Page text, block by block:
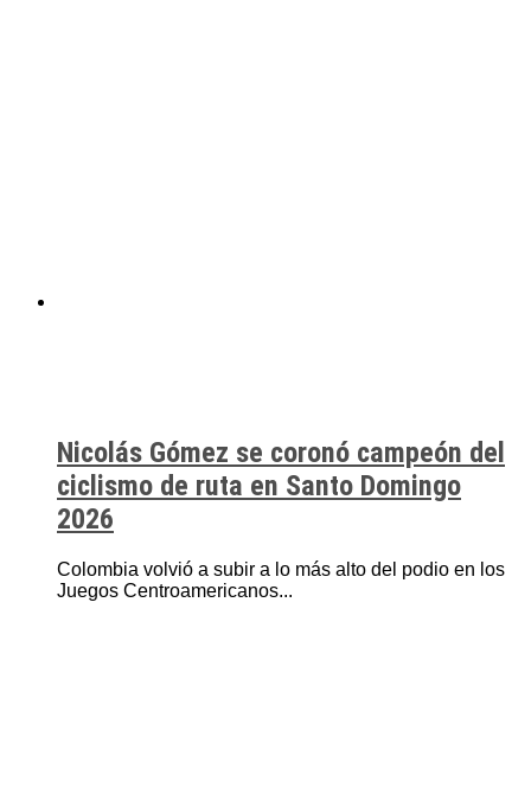
Nicolás Gómez se coronó campeón del
ciclismo de ruta en Santo Domingo
2026
Colombia volvió a subir a lo más alto del podio en los
Juegos Centroamericanos...